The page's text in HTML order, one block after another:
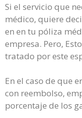
Si el servicio que
médico, quiere
en en tu póliza
empresa. Pero,
tratado por este
En el caso de que
con reembolso,
porcentaje de los